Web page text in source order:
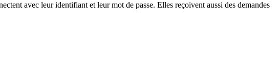
avec leur identifiant et leur mot de passe. Elles reçoivent aussi des demandes